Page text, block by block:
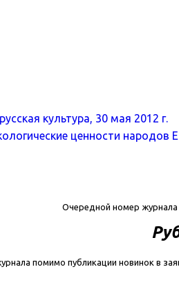
культура, 30 мая 2012 г.
ценности народов
Очередной номер
помимо публикации новинок в